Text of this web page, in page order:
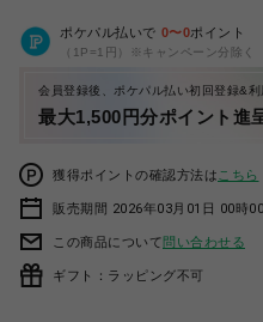
ポケパル払いで 0〜0ポイント
（1P=1円）※キャンペーン分除く
会員登録後、ポケパル払い初回登録&利
最大1,500円分ポイント進
獲得ポイントの確認方法は こちら
販売期間 2026年03月01日 00時
この商品について問い合わせる
ギフト：ラッピング不可